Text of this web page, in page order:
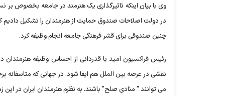
وی با بیان اینکه تاثیرگذاری یک هنرمند در جامعه بخصوص بر
در دولت اصلاحات صندوق حمایت از هنرمندان را تشکیل
چنین صندوقی برای قشر فرهنگی جامعه انجام وظیفه کرد.
رئیس فراکسیون امید با قدردانی از احساس وظیفه
نقشی در عرصه بین الملل هم ایفا شود. در جهانی که متاسفانه
می توانند " منادی صلح" باشند. به نظرم هنرمندان ایران در